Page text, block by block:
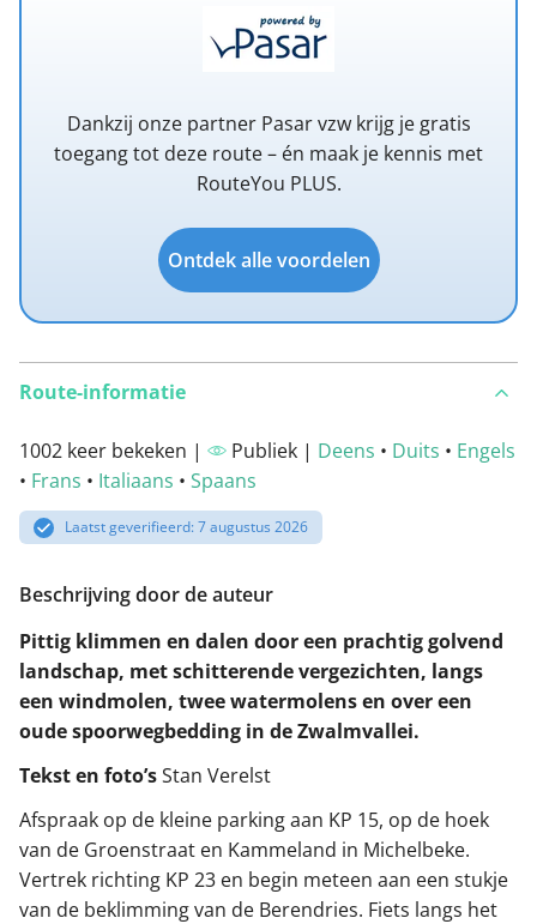
Dankzij onze partner Pasar vzw krijg je gratis
toegang tot deze route – én maak je kennis met
RouteYou PLUS.
Ontdek alle voordelen
Route-informatie
1002 keer bekeken | Publiek | Deens • Duits • Engels
• Frans • Italiaans • Spaans
Laatst geverifieerd: 7 augustus 2026
Beschrijving door de auteur
Pittig klimmen en dalen door een prachtig golvend
landschap, met schitterende vergezichten, langs
een windmolen, twee watermolens en over een
oude spoorwegbedding in de Zwalmvallei.
Tekst en foto’sStan Verelst
Afspraak op de kleine parking aan KP 15, op de hoek
van de Groenstraat en Kammeland in Michelbeke.
Vertrek richting KP 23 en begin meteen aan een stukje
van de beklimming van de Berendries. Fiets langs het